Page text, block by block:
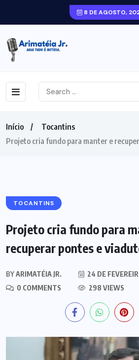
8 DE AGOSTO,
Início
Tocantins
Projeto cria fundo para manter e
TOCANTINS
Projeto cria fundo para
recuperar pontes e
BYARIMATÉIA JR.
24 DE
0 COMMENTS
298 VIEWS